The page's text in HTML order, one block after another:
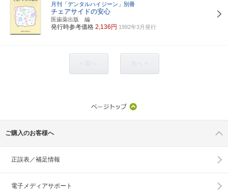
月刊「デンタルハイジーン」別冊
チェアサイドの安心
医歯薬出版 編
発行時参考価格 2,136円 1992年3月発行
ご購入のお客様へ
正誤表／補足情報
電子メディアサポート